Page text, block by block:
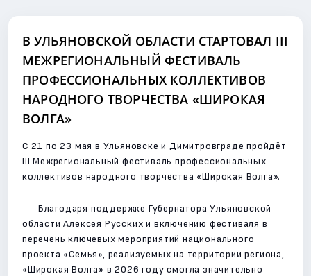
В УЛЬЯНОВСКОЙ ОБЛАСТИ СТАРТОВАЛ III
МЕЖРЕГИОНАЛЬНЫЙ ФЕСТИВАЛЬ
ПРОФЕССИОНАЛЬНЫХ КОЛЛЕКТИВОВ
НАРОДНОГО ТВОРЧЕСТВА «ШИРОКАЯ
ВОЛГА»
С 21 по 23 мая в Ульяновске и Димитровграде пройдёт
III Межрегиональный фестиваль профессиональных
коллективов народного творчества «Широкая Волга».
Благодаря поддержке Губернатора Ульяновской
области Алексея Русских и включению фестиваля в
перечень ключевых мероприятий национального
проекта «Семья», реализуемых на территории региона,
«Широкая Волга» в 2026 году смогла значительно